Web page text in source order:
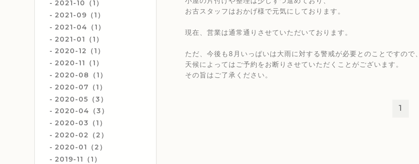
2021-10（1）
2021-09（1）
2021-04（1）
2021-01（1）
2020-12（1）
2020-11（1）
2020-08（1）
2020-07（1）
2020-05（3）
2020-04（3）
2020-03（1）
2020-02（2）
2020-01（2）
2019-11（1）
お古スタッフはおかげ様で元気にしております。
現在、営業は通常通りさせていただいております。
ただ、今後も8月いっぱいは大雨に対する警戒が必要とのことですので、
天候によってはご予約をお断りさせていただくことがございます。
その旨はご了承ください。
1